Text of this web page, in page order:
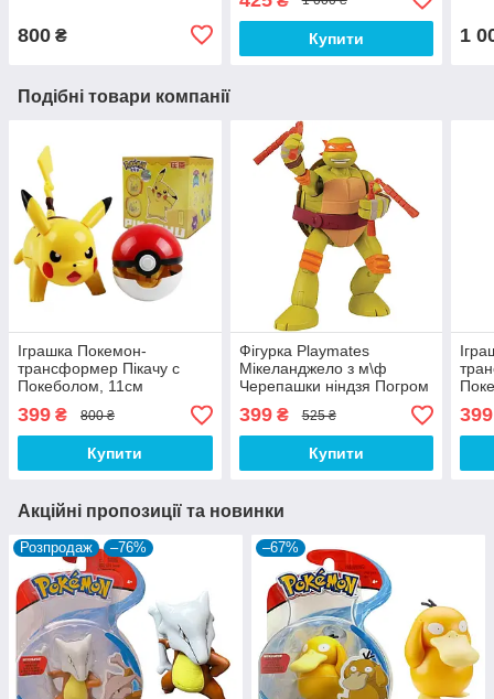
800 ₴ Купити 1
Подібні товари компанії
Іграшка Покемон-
трансформер Пікачу с
Покеболом, 11см
399 ₴ 800 ₴
Купити
Фігурка Playmates
Мікеланджело з м\ф
Черепашки ніндзя Погром
мутантів, 12 см - TMNT,
Nickelodeon
399₴ 525 ₴
Купити
399
Акційні пропозиції та новинки
Розпродаж –76% –67%